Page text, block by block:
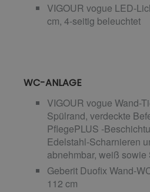
VIGOUR vogue LED-
cm, 4-seitig beleuchtet
WC-ANLAGE
VIGOUR vogue Wand-
Spülrand, verdeckte
PflegePLUS -
Edelstahl-Scharnieren
abnehmbar, weiß
Geberit Duofix Wand-
112 cm